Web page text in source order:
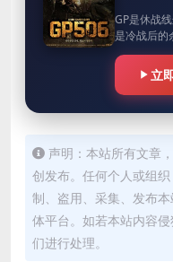
GP是休战
是冷战后的
的20名队
乃是总参谋
立
声明：本站所有文章
创发布。任何个人或组
制、盗用、采集、发布
体平台。如若本站内容
们进行处理。